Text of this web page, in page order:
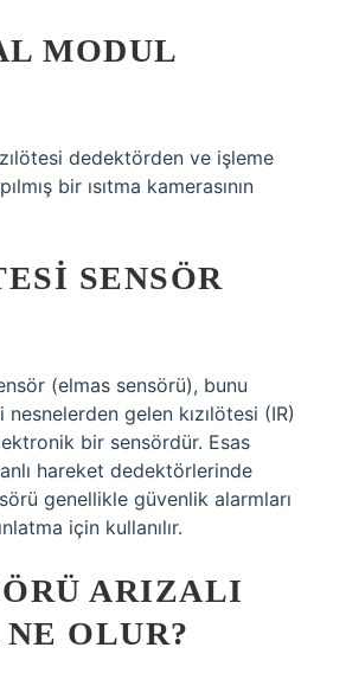
MODUL
dedektörden ve işleme
bir ısıtma kamerasının
SENSÖR
(elmas sensörü), bunu
nesnelerden gelen kızılötesi (IR)
bir sensördür. Esas
hareket dedektörlerinde
genellikle güvenlik alarmları
için kullanılır.
ARIZALI
OLUR?